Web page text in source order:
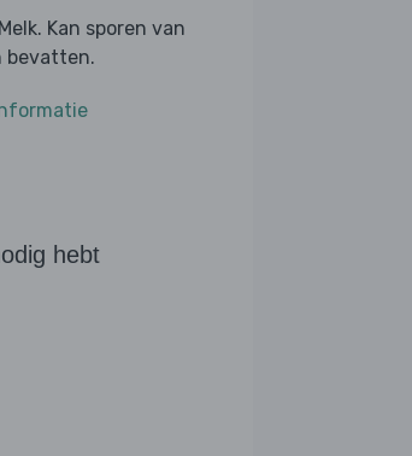
Kan sporen van
bevatten.
hebt